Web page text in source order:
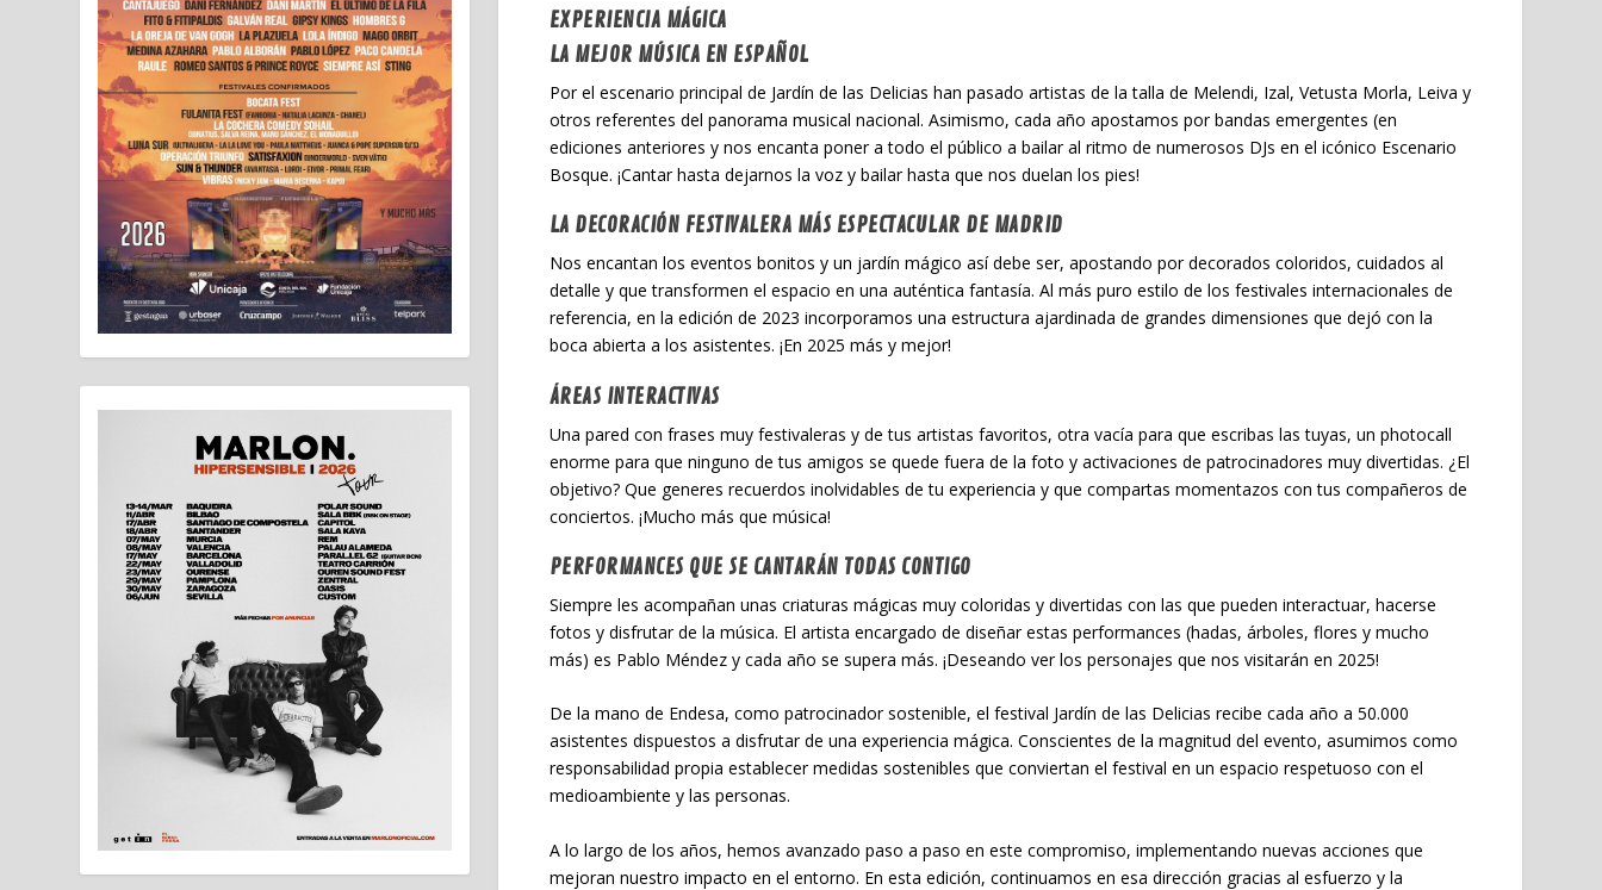
EXPERIENCIA MÁGICA
LA MEJOR MÚSICA EN ESPAÑOL
Por el escenario principal de Jardín de las Delicias han pasado artistas de la talla de Melendi, Izal, Vetusta Morla, Leiva y
otros referentes del panorama musical nacional. Asimismo, cada año apostamos por bandas emergentes (en
ediciones anteriores y nos encanta poner a todo el público a bailar al ritmo de numerosos DJs en el icónico Escenario
Bosque. ¡Cantar hasta dejarnos la voz y bailar hasta que nos duelan los pies!
LA DECORACIÓN FESTIVALERA MÁS ESPECTACULAR DE MADRID
Nos encantan los eventos bonitos y un jardín mágico así debe ser, apostando por decorados coloridos, cuidados al
detalle y que transformen el espacio en una auténtica fantasía. Al más puro estilo de los festivales internacionales de
referencia, en la edición de 2023 incorporamos una estructura ajardinada de grandes dimensiones que dejó con la
boca abierta a los asistentes. ¡En 2025 más y mejor!
ÁREAS INTERACTIVAS
Una pared con frases muy festivaleras y de tus artistas favoritos, otra vacía para que escribas las tuyas, un photocall
enorme para que ninguno de tus amigos se quede fuera de la foto y activaciones de patrocinadores muy divertidas. ¿El
objetivo? Que generes recuerdos inolvidables de tu experiencia y que compartas momentazos con tus compañeros de
conciertos. ¡Mucho más que música!
PERFORMANCES QUE SE CANTARÁN TODAS CONTIGO
Siempre les acompañan unas criaturas mágicas muy coloridas y divertidas con las que pueden interactuar, hacerse
fotos y disfrutar de la música. El artista encargado de diseñar estas performances (hadas, árboles, flores y mucho
más) es Pablo Méndez y cada año se supera más. ¡Deseando ver los personajes que nos visitarán en 2025!
De la mano de Endesa, como patrocinador sostenible, el festival Jardín de las Delicias recibe cada año a 50.000
asistentes dispuestos a disfrutar de una experiencia mágica. Conscientes de la magnitud del evento, asumimos como
responsabilidad propia establecer medidas sostenibles que conviertan el festival en un espacio respetuoso con el
medioambiente y las personas.
A lo largo de los años, hemos avanzado paso a paso en este compromiso, implementando nuevas acciones que
mejoran nuestro impacto en el entorno. En esta edición, continuamos en esa dirección gracias al esfuerzo y la